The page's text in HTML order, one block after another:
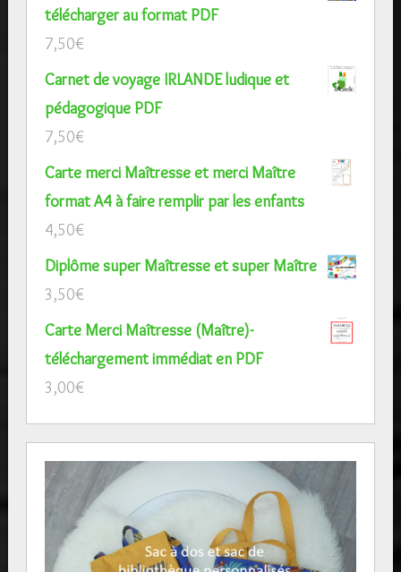
télécharger au format PDF
7,50€
Carnet de voyage IRLANDE ludique et
pédagogique PDF
7,50€
Carte merci Maîtresse et merci Maître
format A4 à faire remplir par les enfants
4,50€
Diplôme super Maîtresse et super Maître
3,50€
Carte Merci Maîtresse (Maître)-
téléchargement immédiat en PDF
3,00€